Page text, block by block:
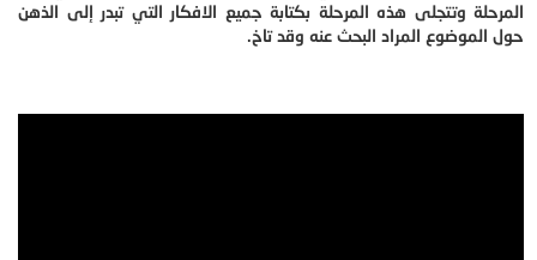
المرحلة وتتجلى هذه المرحلة بكتابة جميع الافكار التي تبدر إلى الذهن
حول الموضوع المراد البحث عنه وقد تاخ.